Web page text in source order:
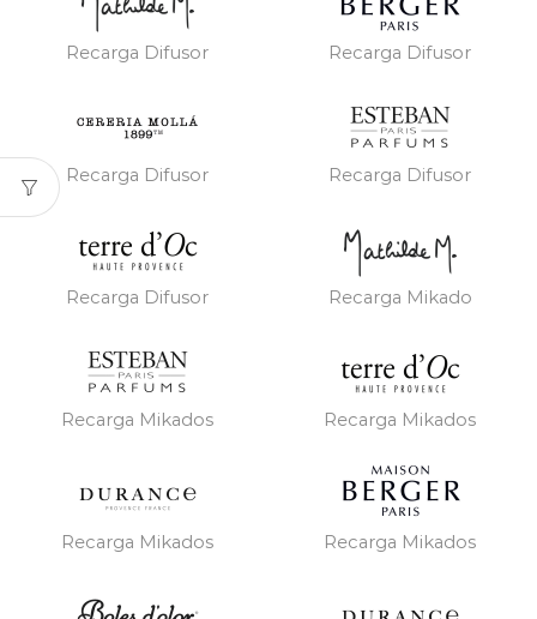
Recarga Difusor Recarga Difusor
Recarga Difusor Recarga Difusor
Recarga Difusor Recarga Mikado
Recarga Mikados Recarga Mikados
Recarga Mikados Recarga Mikados